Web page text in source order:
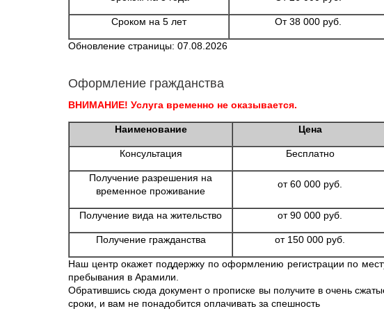
Сроком на 5 лет От 38 000 руб.
Обновление страницы: 07.08.2026
Оформление гражданства
ВНИМАНИЕ! Услуга временно не оказывается.
Наименование Цена
Консультация Бесплатно
Получение разрешения на
временное проживание
от 60 000 руб.
Получение вида на жительство от 90 000 руб.
Получение гражданства от 150 000 руб.
Наш центр окажет поддержку по оформлению регистрации по
пребывания в Арамили.
Обратившись сюда документ о прописке вы получите в очень
сроки, и вам не понадобится оплачивать за спешность